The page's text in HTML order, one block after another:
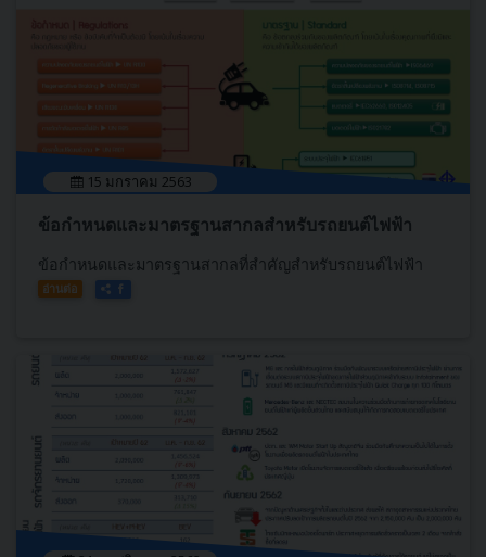
15 มกราคม 2563
ข้อกำหนดและมาตรฐานสากลสำหรับรถยนต์ไฟฟ้า
ข้อกำหนดและมาตรฐานสากลที่สำคัญสำหรับรถยนต์ไฟฟ้า
อ่านต่อ